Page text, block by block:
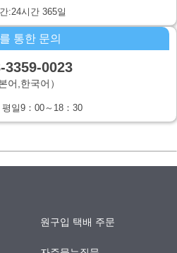
주의사항
이 쉽사리 인식하지 못하는 방법을 통
니다.
:24시간 365일
통한 문의
0023
어,한국어）
일9：00～18：30
원구입 택배 주문